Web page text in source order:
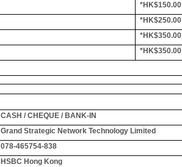
*HK$150.00
*HK$250.00
*HK$350.00
*HK$350.00
CASH / CHEQUE / BANK-IN
Grand Strategic Network Technology Limited
078-465754-838
HSBC Hong Kong